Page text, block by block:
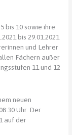
bis 10 sowie ihre
bis 29.01.2021
und Lehrer
Fächern außer
11 und 12
neuen
Uhr. Der
auf der